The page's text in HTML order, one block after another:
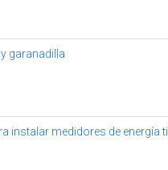
garanadilla
instalar medidores de energía